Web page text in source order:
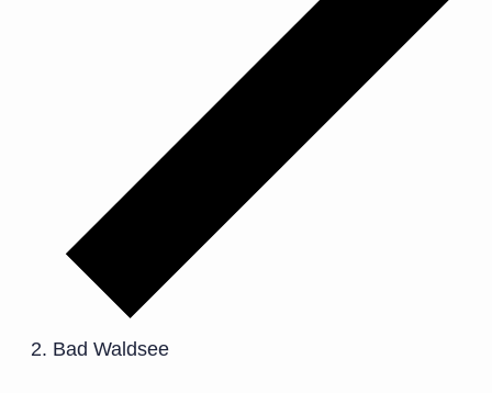
Bad Waldsee